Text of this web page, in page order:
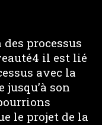
processus
il est lié
avec la
son
le projet de la